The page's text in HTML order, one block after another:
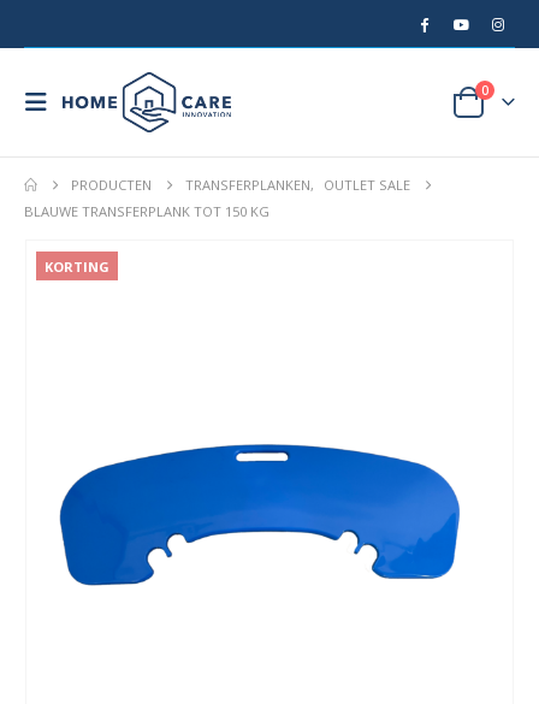
0
PRODUCTEN TRANSFERPLANKEN,
OUTLET SALE
BLAUWE TRANSFERPLANK TOT 150 KG
KORTING